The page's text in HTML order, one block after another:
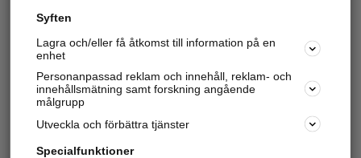
Syften
Lagra och/eller få åtkomst till information på en
enhet
Personanpassad reklam och innehåll, reklam- och
innehållsmätning samt forskning angående
målgrupp
Utveckla och förbättra tjänster
Specialfunktioner